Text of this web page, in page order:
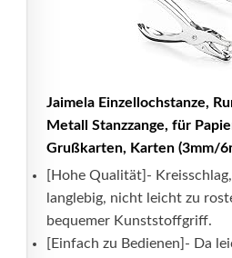
Jaimela Einzellochstanze,
Metall Stanzzange, für
Grußkarten, Karten (3mm/
[Hohe Qualität]-
langlebig, nicht leicht zu
bequemer Kunststoffgriff.
[Einfach zu Bedienen]- Da